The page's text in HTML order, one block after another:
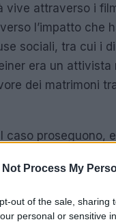
Not Process My
out of the sale, sharing
personal or sensitive
vive attraverso i
l’impatto che
sociali, tra cui i
era un attivista
dei matrimoni
caso proseguono,
fare chiarezza su
di due figure